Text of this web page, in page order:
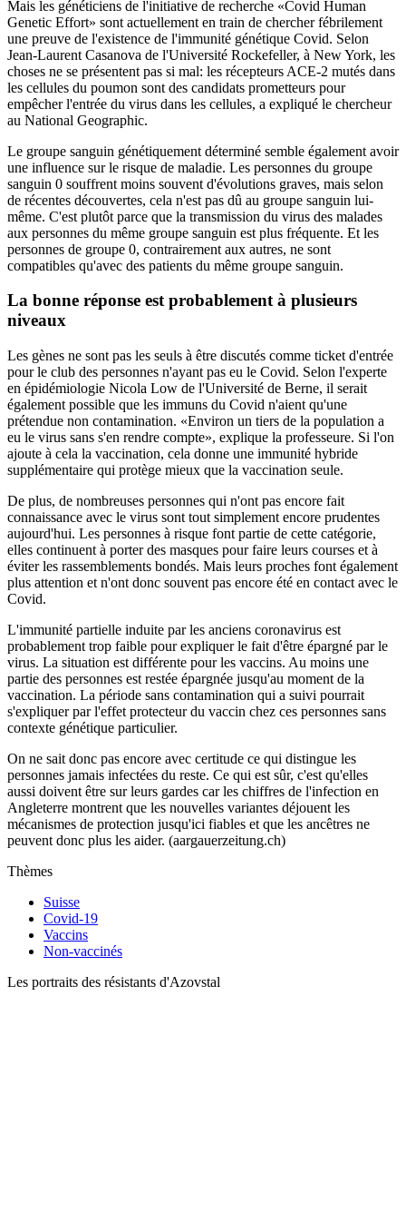
Mais les généticiens de l'initiative de recherche «Covid Human
Genetic Effort» sont actuellement en train de chercher fébrilement
une preuve de l'existence de l'immunité génétique Covid. Selon
Jean-Laurent Casanova de l'Université Rockefeller, à New York, les
choses ne se présentent pas si mal: les récepteurs ACE-2 mutés dans
les cellules du poumon sont des candidats prometteurs pour
empêcher l'entrée du virus dans les cellules, a expliqué le chercheur
au National Geographic.
Le groupe sanguin génétiquement déterminé semble également avoir
une influence sur le risque de maladie. Les personnes du groupe
sanguin 0 souffrent moins souvent d'évolutions graves, mais selon
de récentes découvertes, cela n'est pas dû au groupe sanguin lui-
même. C'est plutôt parce que la transmission du virus des malades
aux personnes du même groupe sanguin est plus fréquente. Et les
personnes de groupe 0, contrairement aux autres, ne sont
compatibles qu'avec des patients du même groupe sanguin.
La bonne réponse est probablement à plusieurs
niveaux
Les gènes ne sont pas les seuls à être discutés comme ticket d'entrée
pour le club des personnes n'ayant pas eu le Covid. Selon l'experte
en épidémiologie Nicola Low de l'Université de Berne, il serait
également possible que les immuns du Covid n'aient qu'une
prétendue non contamination. «Environ un tiers de la population a
eu le virus sans s'en rendre compte», explique la professeure. Si l'on
ajoute à cela la vaccination, cela donne une immunité hybride
supplémentaire qui protège mieux que la vaccination seule.
De plus, de nombreuses personnes qui n'ont pas encore fait
connaissance avec le virus sont tout simplement encore prudentes
aujourd'hui. Les personnes à risque font partie de cette catégorie,
elles continuent à porter des masques pour faire leurs courses et à
éviter les rassemblements bondés. Mais leurs proches font également
plus attention et n'ont donc souvent pas encore été en contact avec le
Covid.
L'immunité partielle induite par les anciens coronavirus est
probablement trop faible pour expliquer le fait d'être épargné par le
virus. La situation est différente pour les vaccins. Au moins une
partie des personnes est restée épargnée jusqu'au moment de la
vaccination. La période sans contamination qui a suivi pourrait
s'expliquer par l'effet protecteur du vaccin chez ces personnes sans
contexte génétique particulier.
On ne sait donc pas encore avec certitude ce qui distingue les
personnes jamais infectées du reste. Ce qui est sûr, c'est qu'elles
aussi doivent être sur leurs gardes car les chiffres de l'infection en
Angleterre montrent que les nouvelles variantes déjouent les
mécanismes de protection jusqu'ici fiables et que les ancêtres ne
peuvent donc plus les aider. (aargauerzeitung.ch)
Thèmes
Suisse
Covid-19
Vaccins
Non-vaccinés
Les portraits des résistants d'Azovstal